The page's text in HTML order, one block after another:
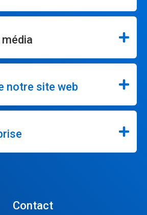
notre site web
Contact